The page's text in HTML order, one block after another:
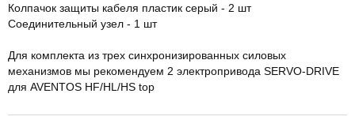
Колпачок защиты кабеля пластик серый - 2 шт
Соединительный узел - 1 шт
Для комплекта из трех синхронизированных силовых
механизмов мы рекомендуем 2 электропривода SERVO-DRIVE
для AVENTOS HF/HL/HS top